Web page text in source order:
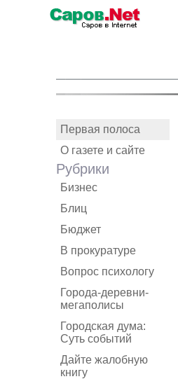
Первая полоса
О газете и сайте
Рубрики
Бизнес
Блиц
Бюджет
В прокуратуре
Вопрос психологу
Города-деревни-
мегаполисы
Городская дума:
Суть событий
Дайте жалобную
книгу